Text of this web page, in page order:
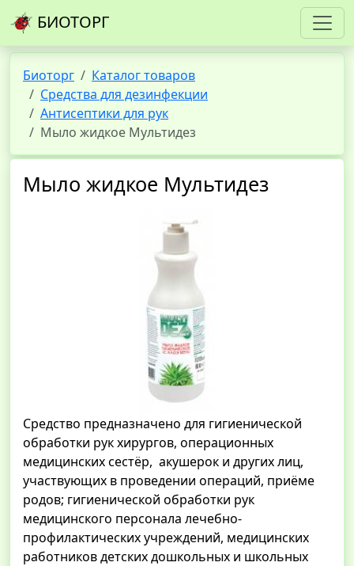
БИОТОРГ
Биоторг
Каталог товаров
Средства для дезинфекции
Антисептики для рук
Мыло жидкое Мультидез
Мыло жидкое Мультидез
Средство предназначено для гигиенической
обработки рук хирургов, операционных
медицинских сестёр, акушерок и других лиц,
участвующих в проведении операций, приёме
родов; гигиенической обработки рук
медицинского персонала лечебно-
профилактических учреждений, медицинских
работников детских дошкольных и школьных